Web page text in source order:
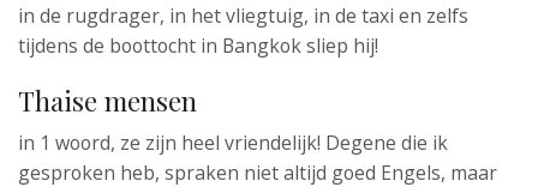
in de rugdrager, in het vliegtuig, in de taxi en zelfs
tijdens de boottocht in Bangkok sliep hij!
Thaise mensen
in 1 woord, ze zijn heel vriendelijk! Degene die ik
gesproken heb, spraken niet altijd goed Engels, maar